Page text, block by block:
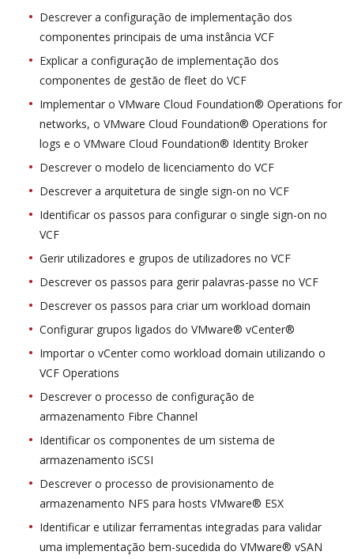
Descrever a configuração de implementação dos
componentes principais de uma instância VCF
Explicar a configuração de implementação dos
componentes de gestão de fleet do VCF
Implementar o VMware Cloud Foundation® Operations for
networks, o VMware Cloud Foundation® Operations for
logs e o VMware Cloud Foundation® Identity Broker
Descrever o modelo de licenciamento do VCF
Descrever a arquitetura de single sign-on no VCF
Identificar os passos para configurar o single sign-on no
VCF
Gerir utilizadores e grupos de utilizadores no VCF
Descrever os passos para gerir palavras-passe no VCF
Descrever os passos para criar um workload domain
Configurar grupos ligados do VMware® vCenter®
Importar o vCenter como workload domain utilizando o
VCF Operations
Descrever o processo de configuração de
armazenamento Fibre Channel
Identificar os componentes de um sistema de
armazenamento iSCSI
Descrever o processo de provisionamento de
armazenamento NFS para hosts VMware® ESX
Identificar e utilizar ferramentas integradas para validar
uma implementação bem-sucedida do VMware® vSAN